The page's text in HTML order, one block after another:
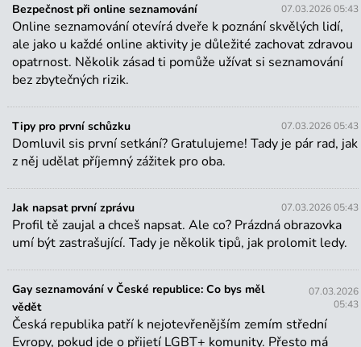
Bezpečnost při online seznamování 07.03.2026 05:43
Online seznamování otevírá dveře k poznání skvělých lidí,
ale jako u každé online aktivity je důležité zachovat zdravou
opatrnost. Několik zásad ti pomůže užívat si seznamování
bez zbytečných rizik.
Tipy pro první schůzku 07.03.2026 05:43
Domluvil sis první setkání? Gratulujeme! Tady je pár rad, jak
z něj udělat příjemný zážitek pro oba.
Jak napsat první zprávu 07.03.2026 05:43
Profil tě zaujal a chceš napsat. Ale co? Prázdná obrazovka
umí být zastrašující. Tady je několik tipů, jak prolomit ledy.
Gay seznamování v České republice: Co bys měl
vědět
07.03.2026
05:43
Česká republika patří k nejotevřenějším zemím střední
Evropy, pokud jde o přijetí LGBT+ komunity. Přesto má
Tipy
Jak vytvořit profil, který zaujme
Tvůj profil je tvoje vizitka – první věc, kterou o tobě
ostatní uvidí. Kvalitně vyplněný profil výrazně zvyšuje
šanci, že tě někdo osloví nebo odpoví na tvou zprávu.
Jak na to?
Bezpečnost při online seznamování
Online seznamování otevírá dveře k poznání skvělých
lidí, ale jako u každé online aktivity je důležité
užívat si seznamování bez zbytečných rizik.
Tipy pro první schůzku
Domluvil sis první setkání? Gratulujeme! Tady je pár